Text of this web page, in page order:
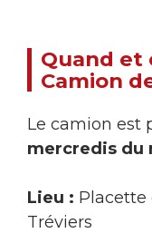
Quand et
Camion
Le camion est
mercredis du
Lieu : Placette
Tréviers